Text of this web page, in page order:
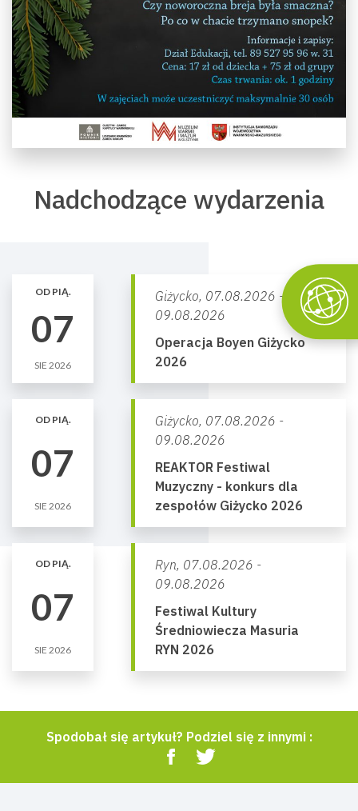
Nadchodzące wydarzenia
OD PIĄ.
07
SIE 2026
Giżycko, 07.08.2026 -
09.08.2026
Operacja Boyen Giżycko
2026
OD PIĄ.
07
SIE 2026
Giżycko, 07.08.2026 -
09.08.2026
REAKTOR Festiwal
Muzyczny - konkurs dla
zespołów Giżycko 2026
OD PIĄ.
07
SIE 2026
Ryn, 07.08.2026 -
09.08.2026
Festiwal Kultury
Średniowiecza Masuria
RYN 2026
Spodobał się artykuł? Podziel się z innymi :